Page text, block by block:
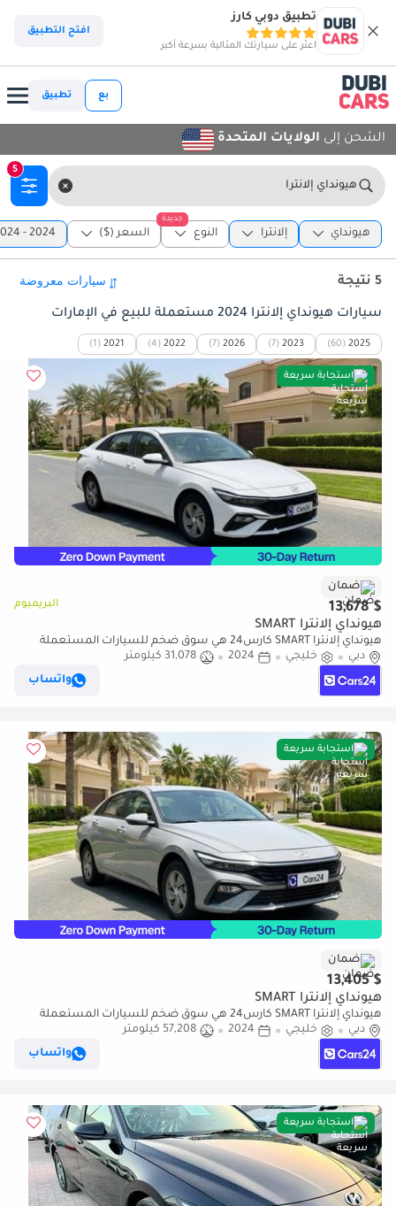
تطبيق دوبي كارز
اعثر على سيارتك المثالية بسرعة أكبر
افتح التطبيق
بع تطبيق
الشحن إلى الولايات المتحدة
هيونداي إلانترا
5
هيونداي إلانترا
جديدة
النوع السعر ($) 2024 - 2024
5 نتيجة
سيارات هيونداي إلانترا 2024 مستعملة للبيع في الإمارات
2025
(60)
2023
(7)
2026
(7)
2022
(4)
2021
(1)
استجابة سريعة
ضمان
$ 13,678 البريميوم
هيونداي إلانترا SMART
هيونداي إلانترا SMART كارس24 هي سوق ضخم للسيارات المستعملة
موثوق ومضمون ٪كارس24 هي سوق ضخم للسيارات المستعملة موثوق
دبي خليجي 2024
31,078 كيلومتر
واتساب
استجابة سريعة
ضمان
$ 13,405
هيونداي إلانترا SMART
هيونداي إلانترا SMART كارس24 هي سوق ضخم للسيارات المستعملة
موثوق ومضمون ٪كارس24 هي سوق ضخم للسيارات المستعملة موثوق
دبي خليجي 2024
57,208 كيلومتر
واتساب
استجابة سريعة